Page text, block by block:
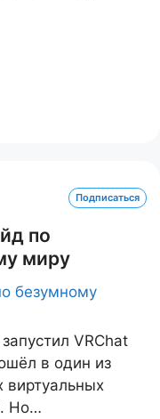
Подписаться
по
миру
VRChat
в один из
виртуальных
Но…